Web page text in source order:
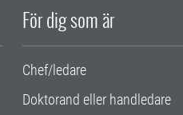
För dig som är
Chef/ledare
Doktorand eller handledare